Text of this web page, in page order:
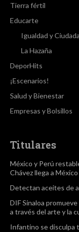
Tierra fértil
Educarte
Igualdad y
La Hazaña
DeporHits
¡Escenarios!
Salud y Bienestar
Empresas y Bolsillos
Titulares
México y Perú
Chávez llega a México
Detectan aceites de
DIF Sinaloa
a través del arte y la
Infantino se disculpa